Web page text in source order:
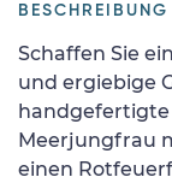
BESCHREIBUNG
Schaffen Sie
und ergiebige
handgefertigte
Meerjungfrau
einen